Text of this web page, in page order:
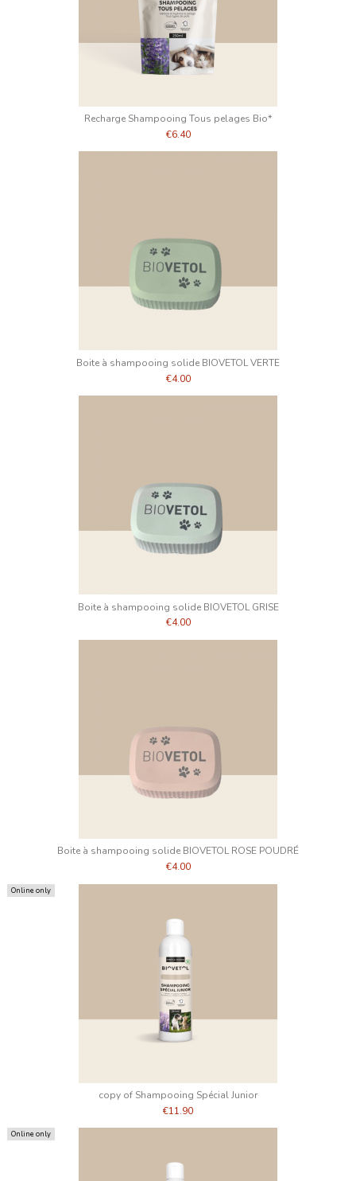
Recharge Shampooing Tous pelages Bio*
€6.40
Boite à shampooing solide BIOVETOL VERTE
€4.00
Boite à shampooing solide BIOVETOL GRISE
€4.00
Boite à shampooing solide BIOVETOL ROSE POUDRÉ
€4.00
Online only
copy of Shampooing Spécial Junior
€11.90
Online only